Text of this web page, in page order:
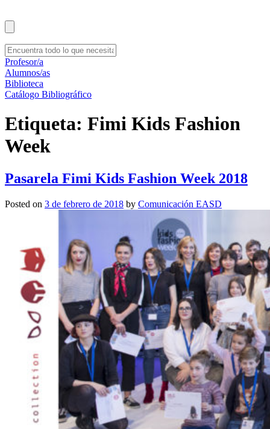
Profesor/a
Alumnos/as
Biblioteca
Catálogo Bibliográfico
Etiqueta: Fimi Kids Fashion
Week
Pasarela Fimi Kids Fashion Week 2018
Posted on 3 de febrero de 2018 by Comunicación EASD